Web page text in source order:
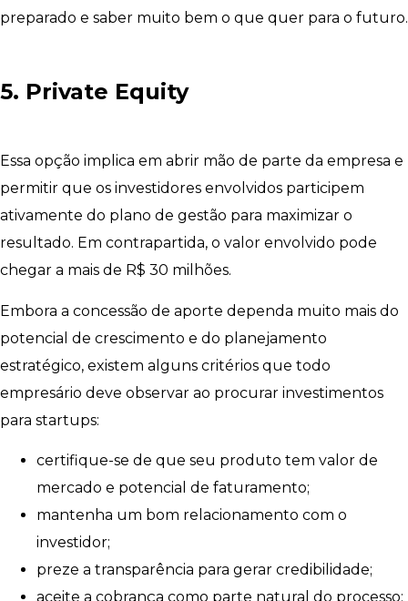
preparado e saber muito bem o que quer para o futuro.
5. Private Equity
Essa opção implica em abrir mão de parte da empresa e
permitir que os investidores envolvidos participem
ativamente do plano de gestão para maximizar o
resultado. Em contrapartida, o valor envolvido pode
chegar a mais de R$ 30 milhões.
Embora a concessão de aporte dependa muito mais do
potencial de crescimento e do planejamento
estratégico, existem alguns critérios que todo
empresário deve observar ao procurar investimentos
para startups:
certifique-se de que seu produto tem valor de
mercado e potencial de faturamento;
mantenha um bom relacionamento com o
investidor;
preze a transparência para gerar credibilidade;
aceite a cobrança como parte natural do processo;